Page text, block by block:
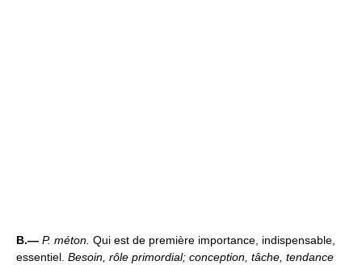
B.— P. méton. Qui est de première importance, indispensable,
essentiel. Besoin, rôle primordial; conception, tâche, tendance